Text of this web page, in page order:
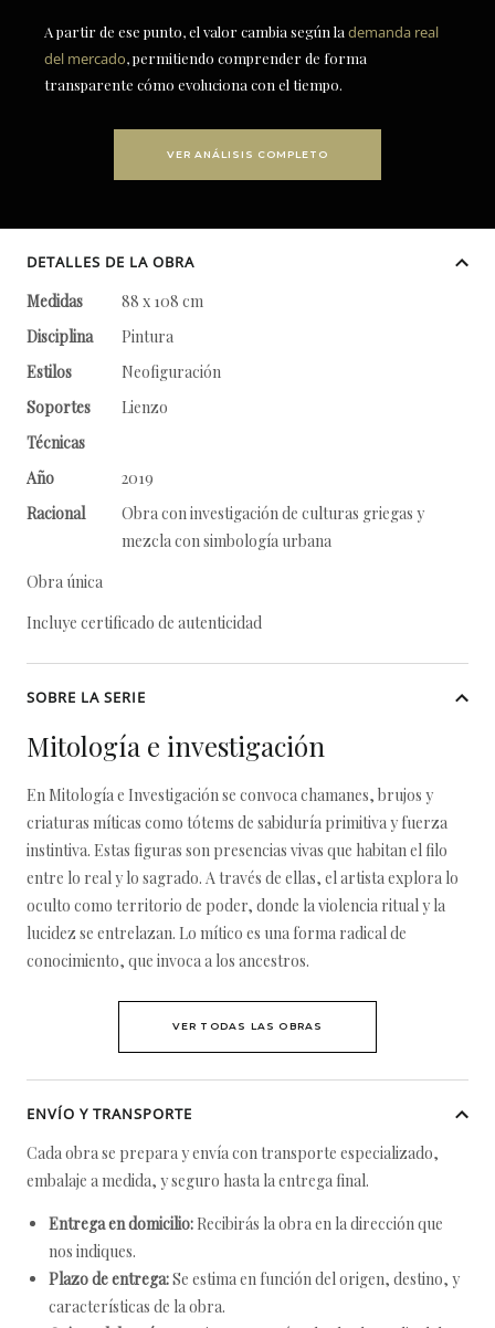
A partir de ese punto, el valor cambia según la demanda real
del mercado, permitiendo comprender de forma
transparente cómo evoluciona con el tiempo.
VER ANÁLISIS COMPLETO
DETALLES DE LA OBRA
Medidas
88 x 108 cm
Disciplina
Pintura
Estilos
Neofiguración
Soportes
Lienzo
Técnicas
Año
2019
Racional
Obra con investigación de culturas griegas y
mezcla con simbología urbana
Obra única
Incluye certificado de autenticidad
SOBRE LA SERIE
Mitología e investigación
En Mitología e Investigación se convoca chamanes, brujos y
criaturas míticas como tótems de sabiduría primitiva y fuerza
instintiva. Estas figuras son presencias vivas que habitan el filo
entre lo real y lo sagrado. A través de ellas, el artista explora lo
oculto como territorio de poder, donde la violencia ritual y la
lucidez se entrelazan. Lo mítico es una forma radical de
conocimiento, que invoca a los ancestros.
VER TODAS LAS OBRAS
ENVÍO Y TRANSPORTE
Cada obra se prepara y envía con transporte especializado,
embalaje a medida, y seguro hasta la entrega final.
Entrega en domicilio: Recibirás la obra en la dirección que
nos indiques.
Plazo de entrega:Se estima en función del origen, destino, y
características de la obra.